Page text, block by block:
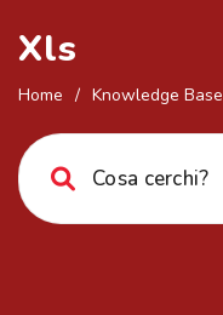
Xls
Home / Knowledge Base